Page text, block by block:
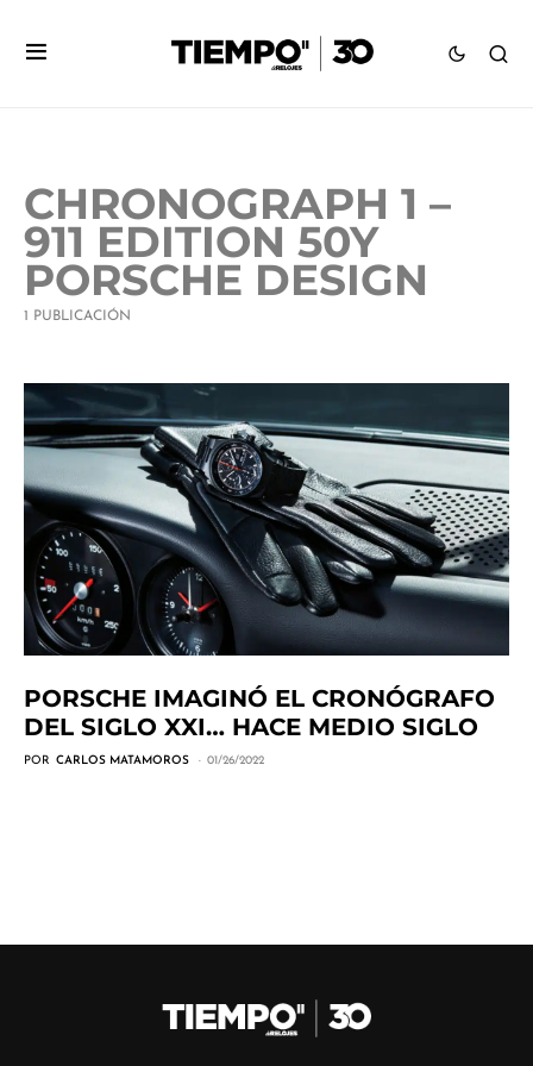
CHRONOGRAPH 1 –
911 EDITION 50Y
PORSCHE DESIGN
1 PUBLICACIÓN
PORSCHE IMAGINÓ EL CRONÓGRAFO
DEL SIGLO XXI… HACE MEDIO SIGLO
POR CARLOS MATAMOROS 01/26/2022